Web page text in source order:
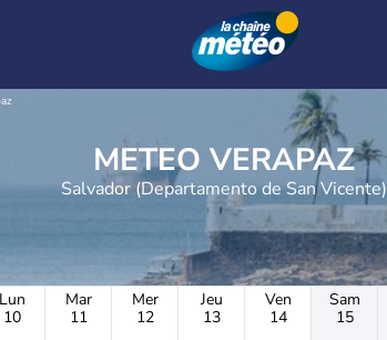
METEO VERAPAZ
Salvador (Departamento de San Vicente)
Lun
10
Mar
11
Mer
12
Jeu
13
Ven
14
Sam
15